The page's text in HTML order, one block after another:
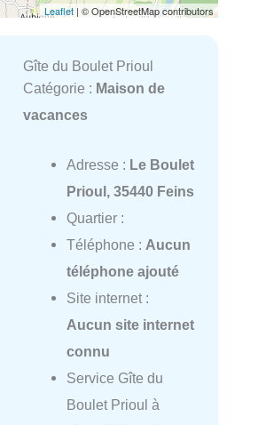
Leaflet | © OpenStreetMap contributors
Gîte du Boulet Prioul
Catégorie : Maison de
vacances
Adresse : Le Boulet
Prioul, 35440 Feins
Quartier :
Téléphone : Aucun
téléphone ajouté
Site internet :
Aucun site internet
connu
Service Gîte du
Boulet Prioul à